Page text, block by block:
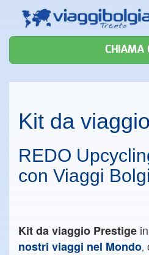
CHIAMA
Kit da
REDO
con Viaggi
Kit da viaggio Prestige
nostri viaggi nel Mondo,